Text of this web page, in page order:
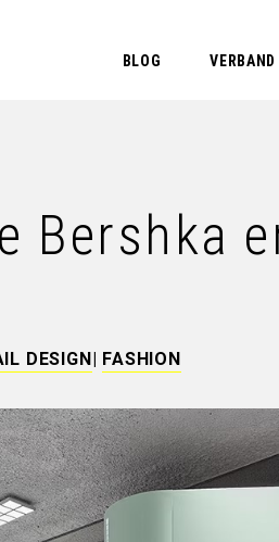
BLOG VERBAND
Bershka
DESIGN| FASHION